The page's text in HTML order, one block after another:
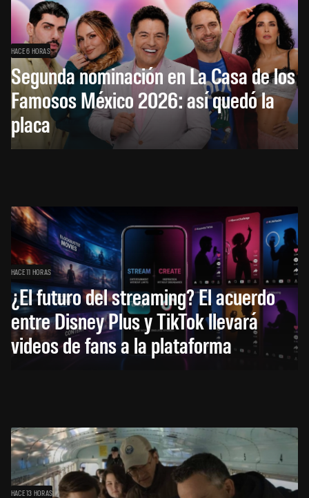
HACE 6 HORAS
Segunda nominación en La Casa de los
Famosos México 2026: así quedó la
placa
HACE 11 HORAS
¿El futuro del streaming? El acuerdo
entre Disney Plus y TikTok llevará
videos de fans a la plataforma
HACE 13 HORAS